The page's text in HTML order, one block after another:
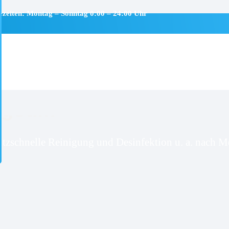
Montag – Sonntag 0:00 – 24:00 Uhr
Reinigung und Desinfektion u. a. nach